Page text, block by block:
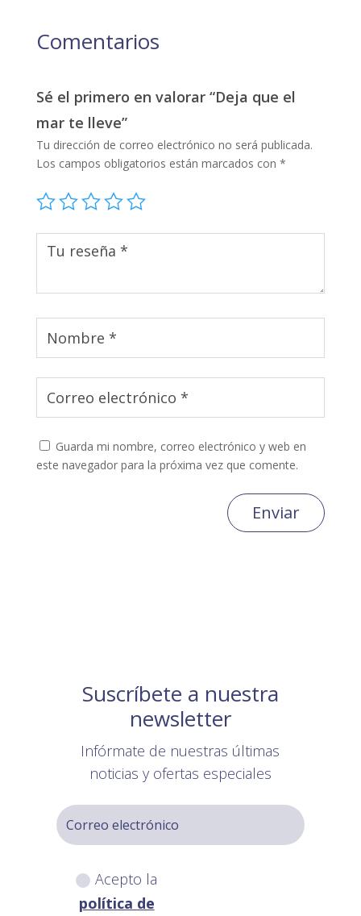
Comentarios
Sé el primero en valorar “Deja que el
mar te lleve”
Tu dirección de correo electrónico no será publicada.
Los campos obligatorios están marcados con *
Guarda mi nombre, correo electrónico y web en
este navegador para la próxima vez que comente.
Enviar
Suscríbete a nuestra
newsletter
Infórmate de nuestras últimas
noticias y ofertas especiales
Acepto la
política de